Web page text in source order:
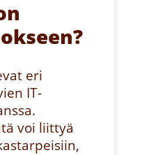
eri
IT-
voi liittyä